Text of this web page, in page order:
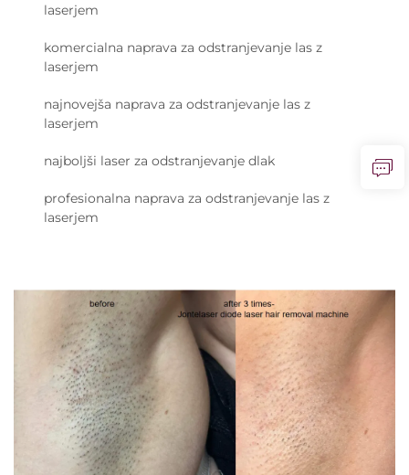
laserjem
komercialna naprava za odstranjevanje las z
laserjem
najnovejša naprava za odstranjevanje las z
laserjem
najboljši laser za odstranjevanje dlak
profesionalna naprava za odstranjevanje las z
laserjem